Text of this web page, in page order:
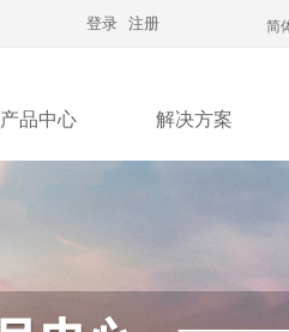
简
登录 注册
产品中心 解决方案